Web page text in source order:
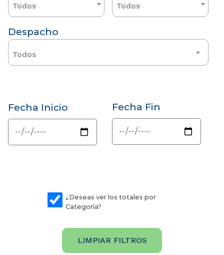
Todos Todos
Despacho
Todos
Fecha Inicio Fecha Fin
¿Deseas ver los totales por
Categoría?
LIMPIAR FILTROS